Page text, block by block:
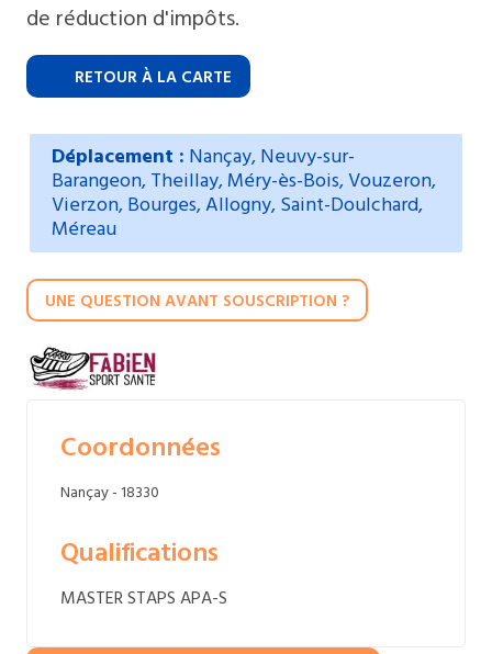
de réduction d'impôts.
RETOUR À LA CARTE
Déplacement : Nançay, Neuvy-sur-
Barangeon, Theillay, Méry-ès-Bois, Vouzeron,
Vierzon, Bourges, Allogny, Saint-Doulchard,
Méreau
UNE QUESTION AVANT SOUSCRIPTION ?
Coordonnées
Nançay - 18330
Qualifications
MASTER STAPS APA-S